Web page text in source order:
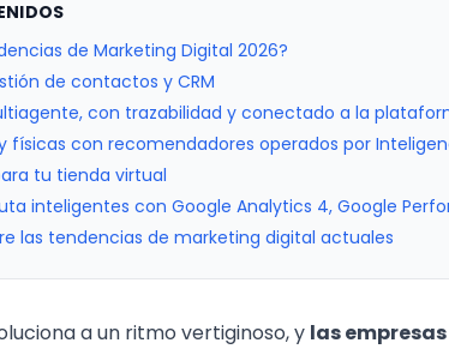
de Marketing Digital 2026?
de contactos y CRM
con trazabilidad y conectado a la
físicas con recomendadores operados por
tu tienda virtual
inteligentes con Google Analytics 4, Google
las tendencias de marketing digital actuales
a un ritmo vertiginoso, y las